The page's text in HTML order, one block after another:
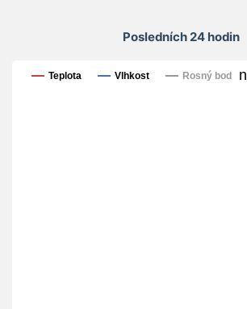
Posledních 24 hodin
Posledních 24 hodin
Teplota Vlhkost Rosný bod